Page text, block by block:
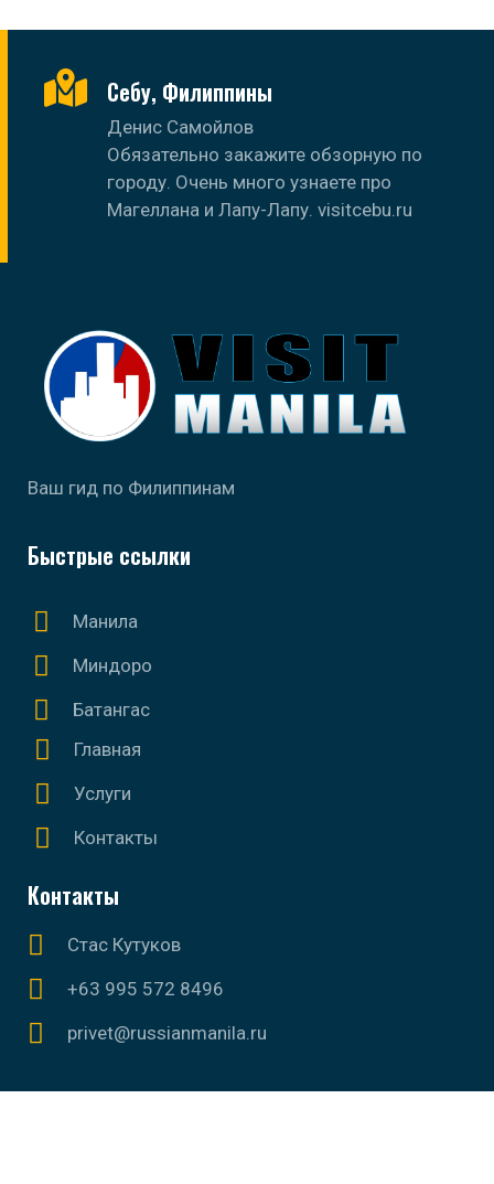
Себу, Филиппины
Денис Самойлов
Обязательно закажите обзорную по
городу. Очень много узнаете про
Магеллана и Лапу-Лапу. visitcebu.ru
Ваш гид по Филиппинам
Быстрые ссылки
Манила
Миндоро
Батангас
Главная
Услуги
Контакты
Контакты
Стас Кутуков
+63 995 572 8496
privet@russianmanila.ru